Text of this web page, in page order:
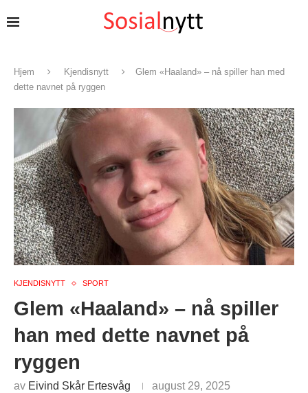
Hjem Kjendisnytt
Glem «Haaland» – nå spiller han med
dette navnet på ryggen
KJENDISNYTT SPORT
Glem «Haaland» – nå spiller
han med dette navnet på
ryggen
av Eivind Skår Ertesvåg august 29, 2025